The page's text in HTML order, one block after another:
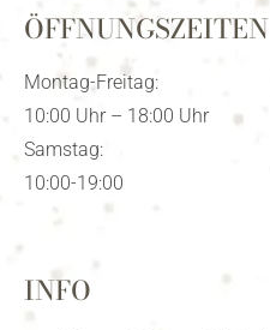
ÖFFNUNGSZEITEN
Montag-Freitag:
10:00 Uhr – 18:00 Uhr
Samstag:
10:00-19:00
INFO